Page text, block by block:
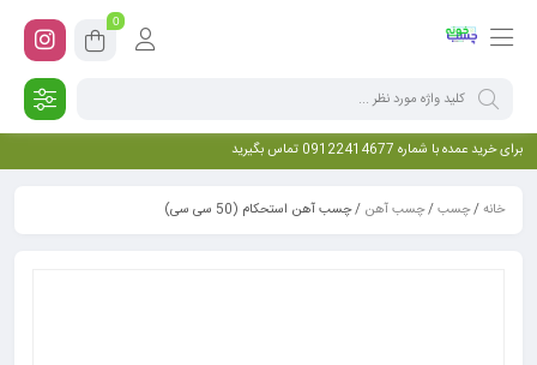
0
برای خرید عمده با شماره 09122414677 تماس بگیرید
خانه/چسب/چسب آهن / چسب آهن استحکام (50 سی سی)